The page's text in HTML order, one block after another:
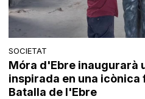
SOCIETAT
Móra d'Ebre inaugurarà
inspirada en una
Batalla de l'Ebre